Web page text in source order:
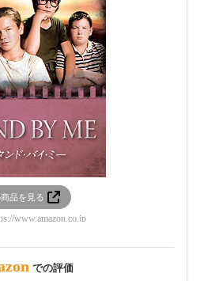
商品を見る
www.amazon.co.jp
での評価